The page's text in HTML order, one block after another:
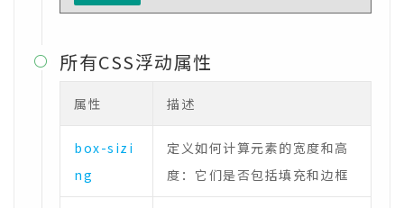
 所有CSS浮动属性
属性 描述
box-sizi
ng
定义如何计算元素的宽度和高
度：它们是否包括填充和边框